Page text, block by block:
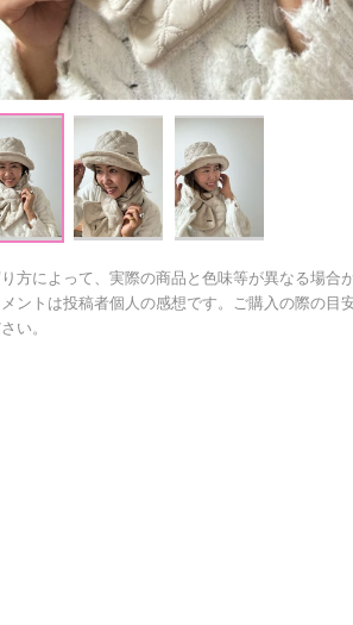
方によって、実際の商品と色味等が異なる場合が
ントは投稿者個人の感想です。ご購入の際の目
い。